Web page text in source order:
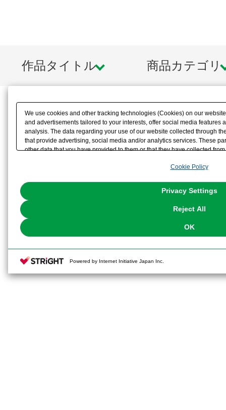
作品タイトル 商品カテゴリ
We use cookies and other tracking technologies (Cookies) on our
and advertisements tailored to your interests, offer social media features
analysis. The data regarding your use of our website collected through
that provide advertising, social media and/or analytics services. These
other data that you have provided to them or that they have collected
the use of all Cookies except for Strictly Necessary Cookies, please
You can change your consent or rejection settings at any time via
Cookie Policy
Privacy Settings
Reject All
OK
Powered by Internet Initiative Japan Inc.